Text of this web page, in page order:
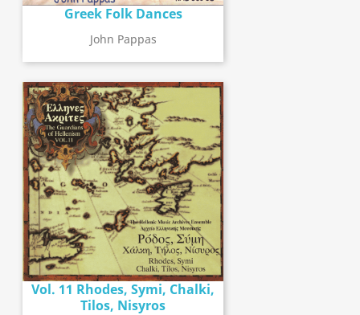
Greek Folk Dances
John Pappas
Vol. 11 Rhodes, Symi, Chalki,
Tilos, Nisyros